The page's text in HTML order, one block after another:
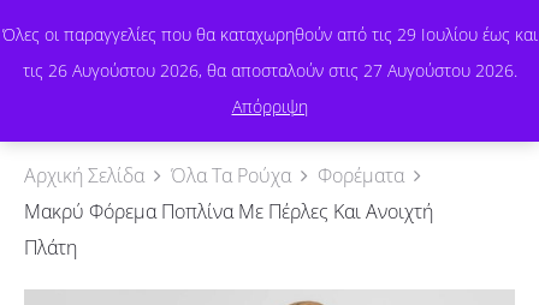
Όλες οι παραγγελίες που θα καταχωρηθούν από τις 29 Ιουλίου έως και
τις 26 Αυγούστου 2026, θα αποσταλούν στις 27 Αυγούστου 2026.
Απόρριψη
Αρχική Σελίδα Όλα Τα Ρούχα
Φορέματα
Μακρύ Φόρεμα Ποπλίνα Με Πέρλες Και Ανοιχτή
Πλάτη